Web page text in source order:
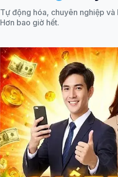
Tự động hóa, chuyên nghiệp và
Hơn bao giờ hết.